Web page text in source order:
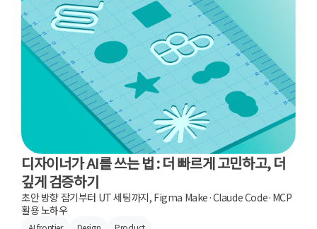
디자이너가 AI를 쓰는 법 : 더 빠르게 고민하고, 더
깊게 검증하기
초안 방향 잡기부터 UT 세팅까지, Figma Make·Claude Code·MCP
활용 노하우